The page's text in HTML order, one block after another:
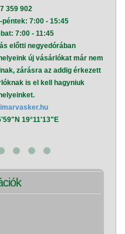
359 902
péntek: 7:00 - 15:45
7:00 - 11:45
előtti negyedórában
új vásárlókat már nem
zárásra az addig érkezett
is el kell hagyniuk
19°11'13"E